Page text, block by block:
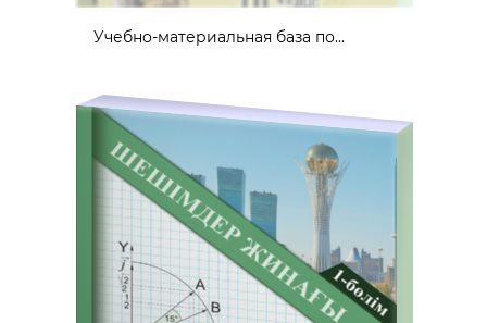
Учебно-материальная база по...